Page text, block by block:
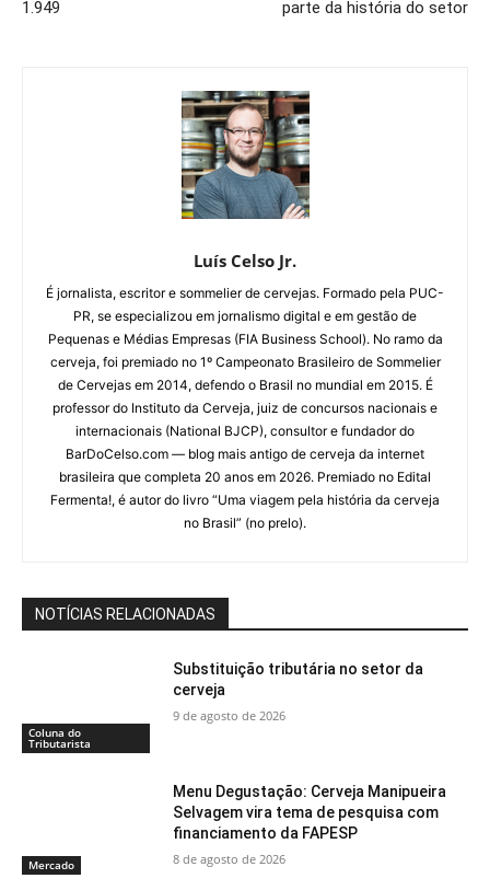
1.949 parte da história do setor
Luís Celso Jr.
É jornalista, escritor e sommelier de cervejas. Formado pela PUC-
PR, se especializou em jornalismo digital e em gestão de
Pequenas e Médias Empresas (FIA Business School). No ramo da
cerveja, foi premiado no 1º Campeonato Brasileiro de Sommelier
de Cervejas em 2014, defendo o Brasil no mundial em 2015. É
professor do Instituto da Cerveja, juiz de concursos nacionais e
internacionais (National BJCP), consultor e fundador do
BarDoCelso.com — blog mais antigo de cerveja da internet
brasileira que completa 20 anos em 2026. Premiado no Edital
Fermenta!, é autor do livro “Uma viagem pela história da cerveja
no Brasil” (no prelo).
NOTÍCIAS RELACIONADAS
Coluna do
Tributarista
Substituição tributária no setor da
cerveja
9 de agosto de 2026
Mercado
Menu Degustação: Cerveja Manipueira
Selvagem vira tema de pesquisa com
financiamento da FAPESP
8 de agosto de 2026